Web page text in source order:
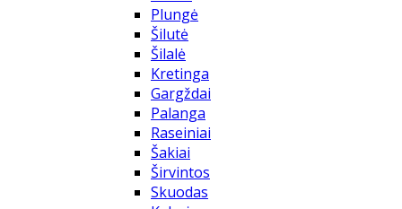
Plungė
Šilutė
Šilalė
Kretinga
Gargždai
Palanga
Raseiniai
Šakiai
Širvintos
Skuodas